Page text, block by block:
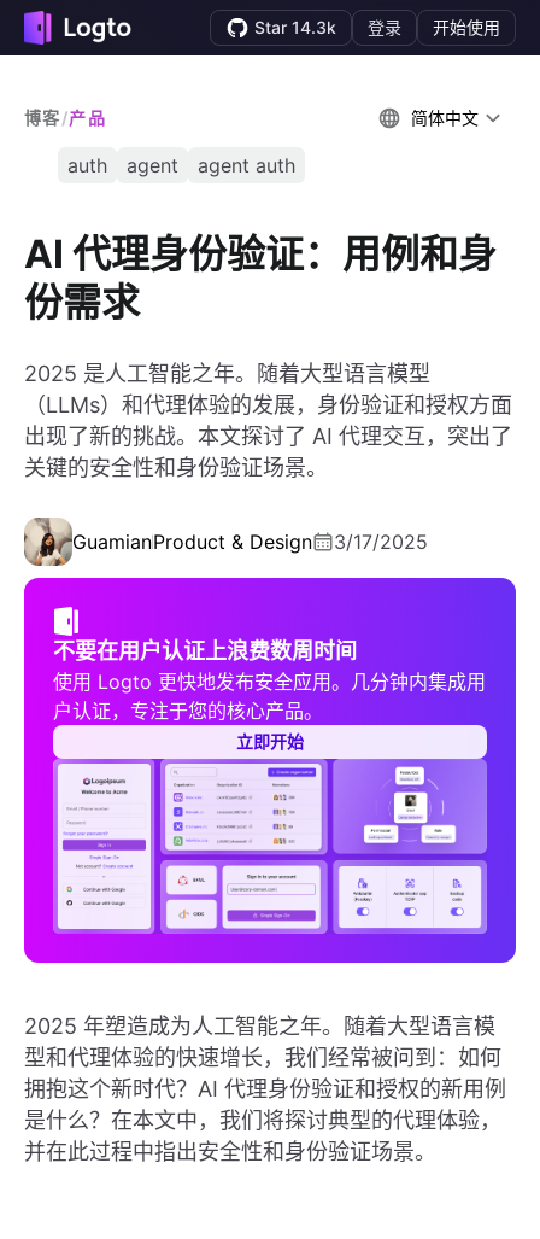
Star 14.3k 登录 开始使用
博客/产品 简体中文
auth agent agent auth
AI 代理身份验证：用例和身
份需求
2025 是人工智能之年。随着大型语言模型
（LLMs）和代理体验的发展，身份验证和授权方面
出现了新的挑战。本文探讨了 AI 代理交互，突出了
关键的安全性和身份验证场景。
GuamianProduct & Design 3/17/2025
不要在用户认证上浪费数周时间
使用 Logto 更快地发布安全应用。几分钟内集成用
户认证，专注于您的核心产品。
立即开始
2025 年塑造成为人工智能之年。随着大型语言模
型和代理体验的快速增长，我们经常被问到：如何
拥抱这个新时代？AI 代理身份验证和授权的新用例
是什么？在本文中，我们将探讨典型的代理体验，
并在此过程中指出安全性和身份验证场景。